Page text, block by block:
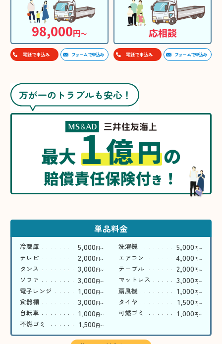
98,000円〜
電話で申込み フォームで申込み
応相談
電話で申込み フォームで申込み
万が一のトラブルも安心！
最大1億円の
賠償責任保険付き ！
単品料金
冷蔵庫 5,000円〜 洗濯機 5,000円〜
テレビ 2,000円〜 エアコン 4,000円〜
タンス 3,000円〜 テーブル 2,000円〜
ソファ 3,000円〜 マットレス 3,000円〜
電子レンジ 1,000円〜 扇風機 1,000円〜
食器棚 3,000円〜 タイヤ 1,500円〜
自転車 1,000円〜 可燃ゴミ 1,000円〜
不燃ゴミ 1,500円〜